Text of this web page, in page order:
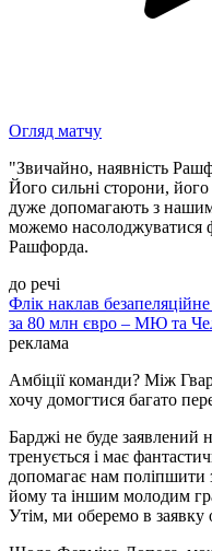
Огляд матчу
"Звичайно, наявність
Його сильні сторони,
дуже допомагають з
можемо насолоджуватися
Рашфорда.
до речі
Флік наклав
за 80 млн євро – МЮ та
реклама
Амбіції команди? Між
хочу домогтися багато
Барджі не буде заявлений
тренується і має
допомагає нам поліпшити
йому та іншим молодим
Утім, ми оберемо в заявку